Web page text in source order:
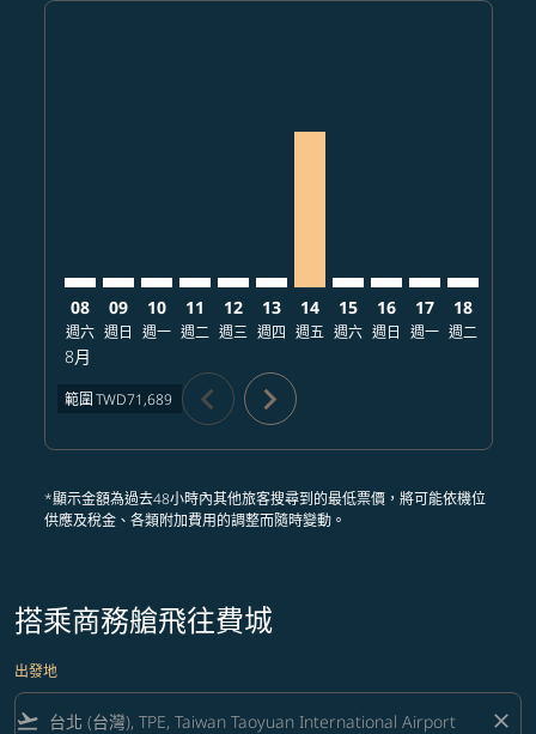
08
週六
8月
09
週日
10
週一
11
週二
12
週三
13
週四
14
週五
15
週六
16
週日
17
週一
18
週二
範圍TWD71,689 chevron_left chevron_right
*顯示金額為過去48小時內其他旅客搜尋到的最低票價，將可能依機位
供應及稅金、各類附加費用的調整而隨時變動。
搭乘商務艙飛往費城
出發地
flight_takeoff close